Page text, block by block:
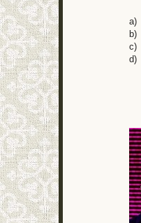
a)
b)
c)
d)